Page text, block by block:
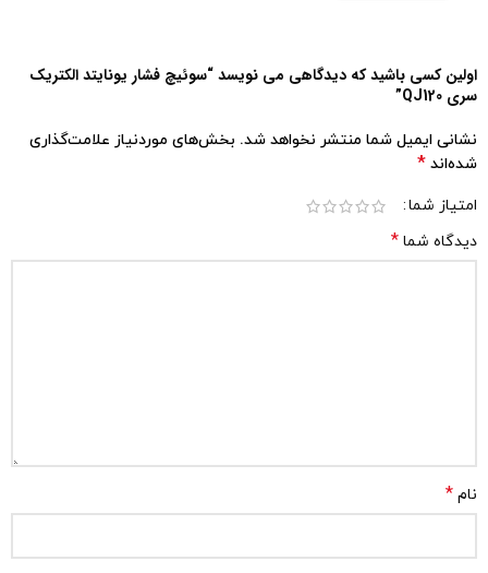
اولین کسی باشید که دیدگاهی می نویسد “سوئیچ فشار یونایتد الکتریک
سری QJ120”
نشانی ایمیل شما منتشر نخواهد شد. بخش‌های موردنیاز علامت‌گذاری
شده‌اند *
امتیاز شما
دیدگاه شما *
نام *